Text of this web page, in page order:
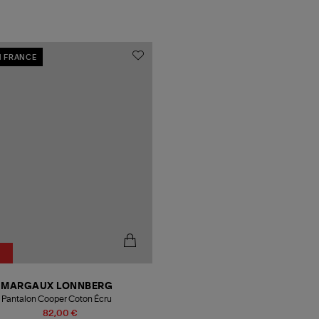
FRANCE
82,00 €
MARGAUX LONNBERG
Pantalon Cooper Coton Écru